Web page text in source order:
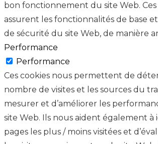
bon fonctionnement du site Web. Ces
assurent les fonctionnalités de base
de sécurité du site Web, de manière
Performance
Performance
Ces cookies nous permettent de
nombre de visites et les sources du
mesurer et d’améliorer les
site Web. Ils nous aident également à
pages les plus / moins visitées et